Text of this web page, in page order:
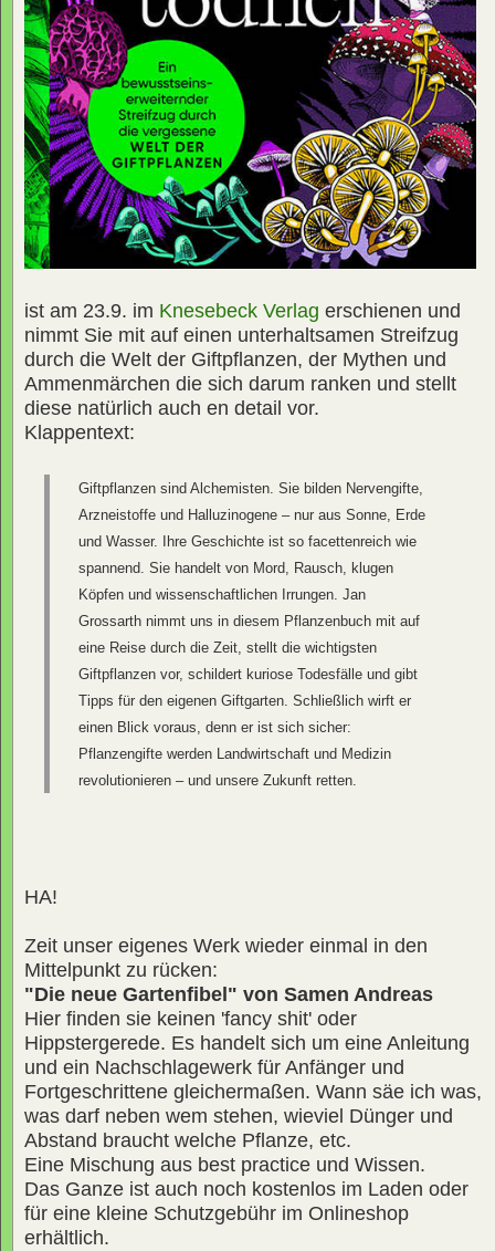
ist am 23.9. im Knesebeck Verlag erschienen und
nimmt Sie mit auf einen unterhaltsamen Streifzug
durch die Welt der Giftpflanzen, der Mythen und
Ammenmärchen die sich darum ranken und stellt
diese natürlich auch en detail vor.
Klappentext:
Giftpflanzen sind Alchemisten. Sie bilden Nervengifte,
Arzneistoffe und Halluzinogene – nur aus Sonne, Erde
und Wasser. Ihre Geschichte ist so facettenreich wie
spannend. Sie handelt von Mord, Rausch, klugen
Köpfen und wissenschaftlichen Irrungen. Jan
Grossarth nimmt uns in diesem Pflanzenbuch mit auf
eine Reise durch die Zeit, stellt die wichtigsten
Giftpflanzen vor, schildert kuriose Todesfälle und gibt
Tipps für den eigenen Giftgarten. Schließlich wirft er
einen Blick voraus, denn er ist sich sicher:
Pflanzengifte werden Landwirtschaft und Medizin
revolutionieren – und unsere Zukunft retten.
HA!
Zeit unser eigenes Werk wieder einmal in den
Mittelpunkt zu rücken:
"Die neue Gartenfibel" von Samen Andreas
Hier finden sie keinen 'fancy shit' oder
Hippstergerede. Es handelt sich um eine Anleitung
und ein Nachschlagewerk für Anfänger und
Fortgeschrittene gleichermaßen. Wann säe ich was,
was darf neben wem stehen, wieviel Dünger und
Abstand braucht welche Pflanze, etc.
Eine Mischung aus best practice und Wissen.
Das Ganze ist auch noch kostenlos im Laden oder
für eine kleine Schutzgebühr im Onlineshop
erhältlich.